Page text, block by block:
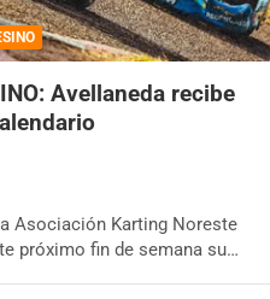
Avellaneda recibe
Asociación Karting Noreste
próximo fin de semana su…